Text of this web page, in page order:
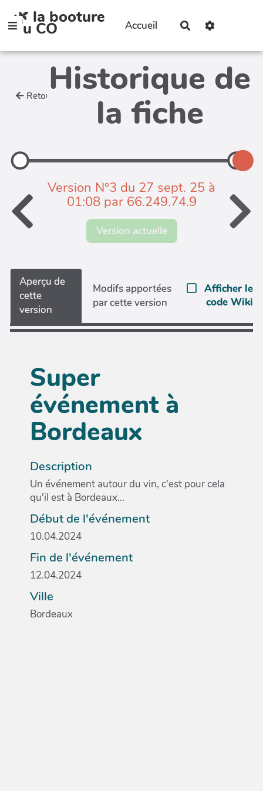
Aller au contenu principal
🌿 la booture
du CO Accueil Rechercher
RetourHistorique de
la fiche
Version N°3 du 27 sept. 25 à
01:08 par 66.249.74.9
Version actuelle
Aperçu de
cette
version
Modifs apportées
par cette version
Afficher le
code Wiki
Super
événement à
Bordeaux
Description
Un événement autour du vin, c'est pour cela
qu'il est à Bordeaux...
Début de l'événement
10.04.2024
Fin de l'événement
12.04.2024
Ville
Bordeaux